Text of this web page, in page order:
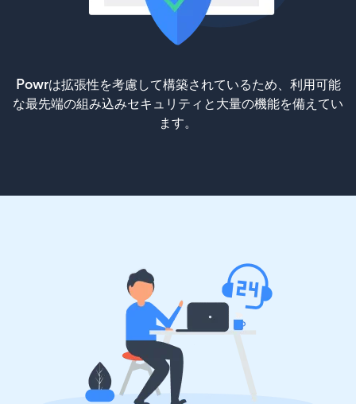
Powrは拡張性を考慮して構築されているため、利用可能
な最先端の組み込みセキュリティと大量の機能を備えてい
ます。